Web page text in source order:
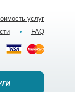
услуг
FAQ